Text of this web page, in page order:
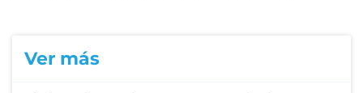
Ver más